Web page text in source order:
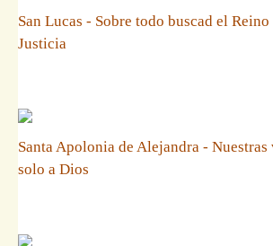
San Lucas - Sobre todo buscad el
Justicia
Santa Apolonia de Alejandra - Nuestras
solo a Dios